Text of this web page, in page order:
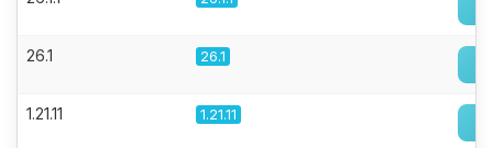
26.1 26.1
1.21.11 1.21.11